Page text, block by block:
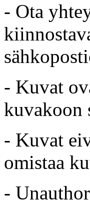
- Ota
- Kuvat
kuvakoon
- Kuvat
omistaa
-